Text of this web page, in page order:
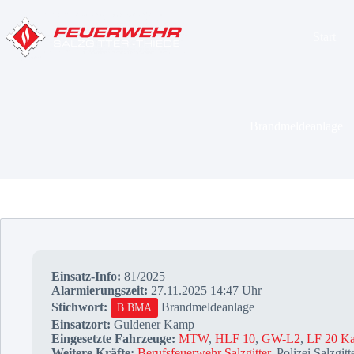
Inhalt
springen
Einsatz-Info: 81/2025
Alarmierungszeit: 27.11.2025 14:47 Uhr
Stichwort:
B BMA
Brandmeldeanlage
Einsatzort: Guldener Kamp
Eingesetzte Fahrzeuge: MTW, HLF 10, GW-L2, LF 20